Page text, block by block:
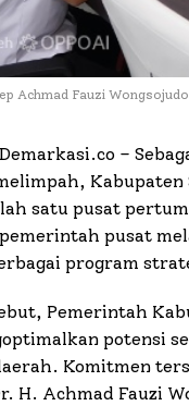
Achmad Fauzi
–
satu pusat
pusat
program
Pemerintah
potensi
Komitmen
H. Achmad Fauzi